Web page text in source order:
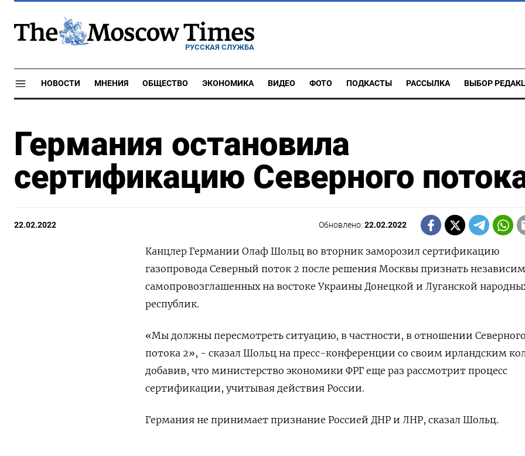
РУССКАЯ СЛУЖБА
НОВОСТИ МНЕНИЯ ОБЩЕСТВО ЭКОНОМИКА ВИДЕО ФОТО ПОДКАСТЫ РАССЫЛКА ВЫБОР
Германия остановила
сертификацию Северного
22.02.2022 Обновлено:22.02.2022
Канцлер Германии Олаф Шольц во вторник заморозил сертификацию
газопровода Северный поток 2 после решения Москвы признать
самопровозглашенных на востоке Украины Донецкой и Луганской
республик.
«Мы должны пересмотреть ситуацию, в частности, в отношении
потока 2», - сказал Шольц на пресс-конференции со своим ирландским
добавив, что министерство экономики ФРГ еще раз рассмотрит процесс
сертификации, учитывая действия России.
Германия не принимает признание Россией ДНР и ЛНР, сказал Шольц.